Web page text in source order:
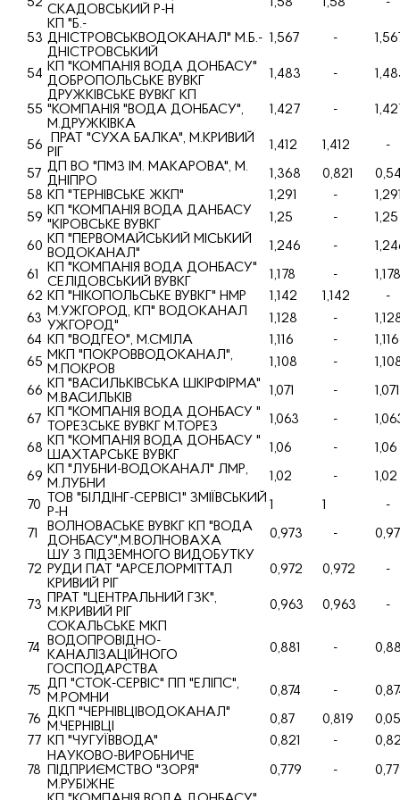
СКАДОВСЬКИЙ Р-Н
53
КП "Б.-
ДНIСТРОВСЬКВОДОКАНАЛ" М.Б.-
ДНIСТРОВСЬКИЙ
1,567 -
54 КП "КОМПАНIЯ ВОДА ДОНБАСУ"
ДОБРОПОЛЬСЬКЕ ВУВКГ
1,483 -
55
ДРУЖКIВСЬКЕ ВУВКГ КП
"КОМПАНIЯ "ВОДА ДОНБАСУ",
М.ДРУЖКIВКА
1,427 -
56
ПРАТ "СУХА БАЛКА", М.КРИВИЙ
РIГ
1,412 1,412
-
57 ДП ВО "ПМЗ IМ. МАКАРОВА", М.
ДНIПРО
1,368 0,821
58 КП "ТЕРНIВСЬКЕ ЖКП" 1,291 -
59 КП "КОМПАНIЯ ВОДА ДАНБАСУ
"КIРОВСЬКЕ ВУВКГ
1,25 -
1,25
60 КП "ПЕРВОМАЙСЬКИЙ МIСЬКИЙ
ВОДОКАНАЛ"
1,246 -
61
КП "КОМПАНIЯ ВОДА ДОНБАСУ"
СЕЛIДОВСЬКИЙ ВУВКГ
1,178 -
1,178
62 КП "НIКОПОЛЬСЬКЕ ВУВКГ" НМР 1,142 1,142
-
63 М.УЖГОРОД, КП" ВОДОКАНАЛ
УЖГОРОД"
1,128 -
64 КП "ВОДГЕО", М.СМIЛА 1,116 -
1,116
65 МКП "ПОКРОВВОДОКАНАЛ",
М.ПОКРОВ
1,108 -
66 КП "ВАСИЛЬКIВСЬКА ШКIРФIРМА"
М.ВАСИЛЬКIВ
1,071 -
1,071
67 КП "КОМПАНIЯ ВОДА ДОНБАСУ "
ТОРЕЗСЬКЕ ВУВКГ М.ТОРЕЗ
1,063 -
68 КП "КОМПАНIЯ ВОДА ДОНБАСУ "
ШАХТАРСЬКЕ ВУВКГ
1,06 -
1,06
69 КП "ЛУБНИ-ВОДОКАНАЛ" ЛМР,
М.ЛУБНИ
1,02 -
1,02
70
ТОВ "БIЛДIНГ-СЕРВIС1" ЗМIЇВСЬКИЙ
Р-Н
1 1
-
71
ВОЛНОВАСЬКЕ ВУВКГ КП "ВОДА
ДОНБАСУ",М.ВОЛНОВАХА
0,973 -
72
ШУ З ПIДЗЕМНОГО ВИДОБУТКУ
РУДИ ПАТ "АРСЕЛОРМIТТАЛ
КРИВИЙ РIГ
0,972 0,972 -
73
ПРАТ "ЦЕНТРАЛЬНИЙ ГЗК",
М.КРИВИЙ РIГ
0,963 0,963 -
74
СОКАЛЬСЬКЕ МКП
ВОДОПРОВIДНО-
КАНАЛIЗАЦIЙНОГО
ГОСПОДАРСТВА
0,881 -
75 ДП "СТОК-СЕРВIС" ПП "ЕЛIПС",
М.РОМНИ
0,874 -
76 ДКП "ЧЕРНIВЦIВОДОКАНАЛ"
М.ЧЕРНIВЦI
0,87 0,819
77 КП "ЧУГУЇВВОДА" 0,821 -
78
НАУКОВО-ВИРОБНИЧЕ
ПIДПРИЄМСТВО "ЗОРЯ"
М.РУБIЖНЕ
0,779 -